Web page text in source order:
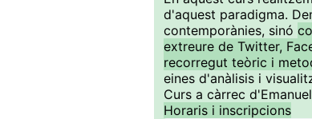
d'aquest paradigma.
contemporànies, sinó
extreure de Twitter,
recorregut teòric i
eines d'anàlisis i
Curs a càrrec
Horaris i inscripcions